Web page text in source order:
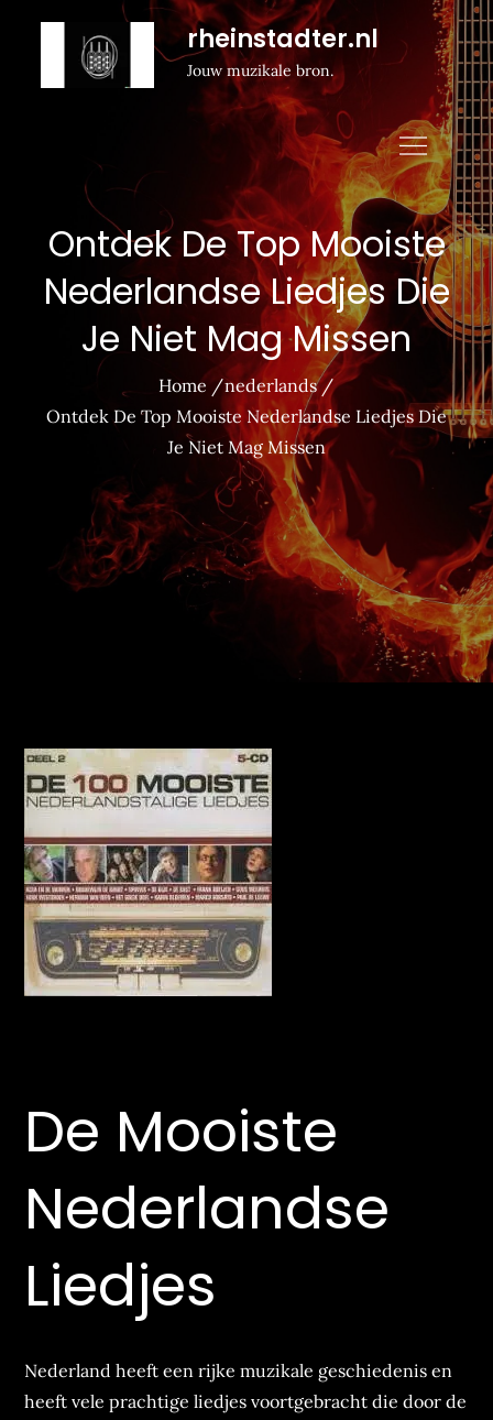
rheinstadter.nl
Jouw muzikale bron.
Ontdek De Top Mooiste
Nederlandse Liedjes Die
Je Niet Mag Missen
Home
nederlands
Ontdek De Top Mooiste Nederlandse Liedjes Die
Je Niet Mag Missen
De Mooiste
Nederlandse
Liedjes
Nederland heeft een rijke muzikale geschiedenis en
heeft vele prachtige liedjes voortgebracht die door de